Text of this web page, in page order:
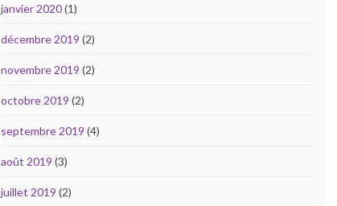
janvier 2020(1)
décembre 2019 (2)
novembre 2019 (2)
octobre 2019 (2)
septembre 2019 (4)
août 2019 (3)
juillet 2019 (2)